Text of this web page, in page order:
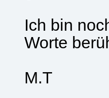
Ich bin
Worte
M.T